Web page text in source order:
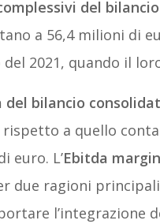
del
a 56,4 milioni di
2021, quando il
del bilancio
rispetto a quello
euro. L’Ebitda margin
due ragioni
l’integrazione